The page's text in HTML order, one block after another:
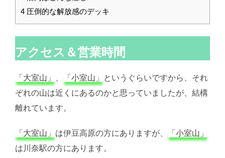
4 圧倒的な解放感のデッキ
アクセス＆営業時間
「大室山」 「小室山」
というぐらいですから、それ
ぞれの山は近くにあるのかと思っていましたが、結構
離れています。
「大室山」 は伊豆高原の方にありますが、
「小室山」
は川奈駅の方にあります。